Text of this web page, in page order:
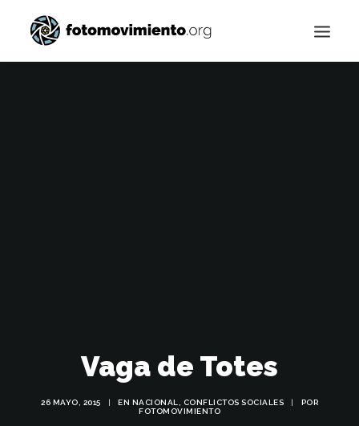
Vaga de Totes
26 MAYO, 2015 | EN NACIONAL CONFLICTOS SOCIALES |
POR
FOTOMOVIMIENTO